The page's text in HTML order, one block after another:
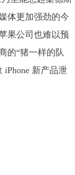
体更加强劲的今
果公司也难以预
的“猪一样的队
iPhone 新产品泄